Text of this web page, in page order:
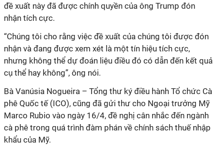
đề xuất này đã được chính quyền của ông Trump đón
nhận tích cực.
“Chúng tôi cho rằng việc đề xuất của chúng tôi được đón
nhận và đang được xem xét là một tín hiệu tích cực,
nhưng không thể dự đoán liệu điều đó có dẫn đến kết quả
cụ thể hay không”, ông nói.
Bà Vanúsia Nogueira – Tổng thư ký điều hành Tổ chức Cà
phê Quốc tế (ICO), cũng đã gửi thư cho Ngoại trưởng Mỹ
Marco Rubio vào ngày 16/4, đề nghị cân nhắc đến ngành
cà phê trong quá trình đàm phán về chính sách thuế nhập
khẩu của Mỹ.